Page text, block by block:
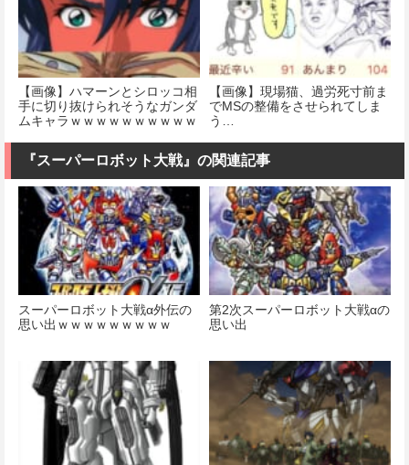
【画像】ハマーンとシロッコ相
手に切り抜けられそうなガンダ
ムキャラｗｗｗｗｗｗｗｗｗｗ
【画像】現場猫、過労死寸前ま
でMSの整備をさせられてしま
う…
『スーパーロボット大戦』の関連記事
スーパーロボット大戦α外伝の
思い出ｗｗｗｗｗｗｗｗｗ
第2次スーパーロボット大戦αの
思い出